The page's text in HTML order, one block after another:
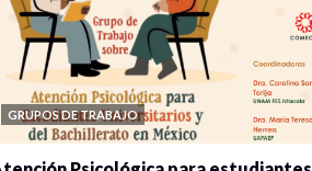
GRUPOS DE TRABAJO